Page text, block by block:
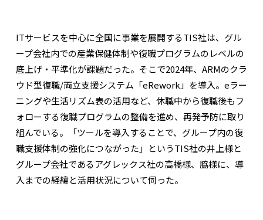
ITサービスを中心に全国に事業を展開するTIS社は、グル
ープ会社内での産業保健体制や復職プログラムのレベルの
底上げ・平準化が課題だった。そこで2024年、ARMのクラ
ウド型復職/両立支援システム「eRework」を導入。eラー
ニングや生活リズム表の活用など、休職中から復職後もフ
ォローする復職プログラムの整備を進め、再発予防に取り
組んでいる。「ツールを導入することで、グループ内の復
職支援体制の強化につながった」というTIS社の井上様と
グループ会社であるアグレックス社の高橋様、脇様に、導
入までの経緯と活用状況について伺った。